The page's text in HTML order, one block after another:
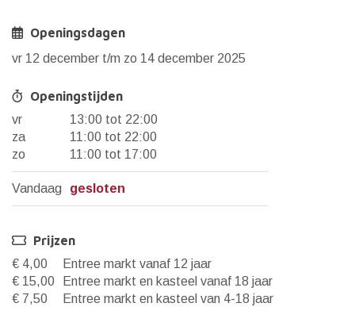
Openingsdagen
vr 12 december t/m zo 14 december 2025
Openingstijden
vr
13:00 tot 22:00
za
11:00 tot 22:00
zo
11:00 tot 17:00
Vandaag gesloten
Prijzen
€ 4,00
Entree markt vanaf 12 jaar
€ 15,00
Entree markt en kasteel vanaf 18 jaar
€ 7,50
Entree markt en kasteel van 4-18 jaar